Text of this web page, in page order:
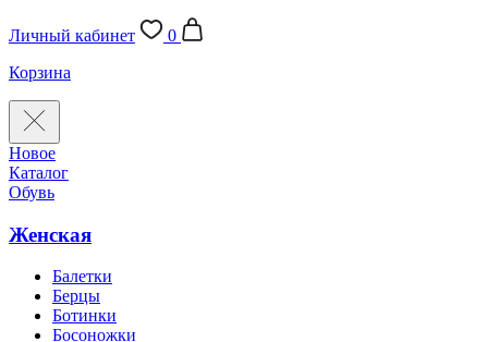
Личный кабинет
0
Корзина
Новое
Каталог
Обувь
Женская
Балетки
Берцы
Ботинки
Босоножки